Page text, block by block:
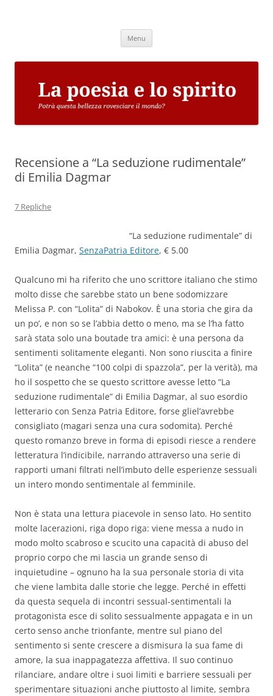
Menu
Recensione a “La seduzione rudimentale”
di Emilia Dagmar
7 Repliche
“La seduzione rudimentale” di
Emilia Dagmar, SenzaPatria Editore, € 5.00
Qualcuno mi ha riferito che uno scrittore italiano che stimo
molto disse che sarebbe stato un bene sodomizzare
Melissa P. con “Lolita” di Nabokov. È una storia che gira da
un po’, e non so se l’abbia detto o meno, ma se l’ha fatto
sarà stata solo una boutade tra amici: è una persona da
sentimenti solitamente eleganti. Non sono riuscita a finire
“Lolita” (e neanche “100 colpi di spazzola”, per la verità), ma
ho il sospetto che se questo scrittore avesse letto “La
seduzione rudimentale” di Emilia Dagmar, al suo esordio
letterario con Senza Patria Editore, forse gliel’avrebbe
consigliato (magari senza una cura sodomita). Perché
questo romanzo breve in forma di episodi riesce a rendere
letteratura l’indicibile, narrando attraverso una serie di
rapporti umani filtrati nell’imbuto delle esperienze sessuali
un intero mondo sentimentale al femminile.
Non è stata una lettura piacevole in senso lato. Ho sentito
molte lacerazioni, riga dopo riga: viene messa a nudo in
modo molto scabroso e scucito una capacità di abuso del
proprio corpo che mi lascia un grande senso di
inquietudine – ognuno ha la sua personale storia di vita
che viene lambita dalle storie che legge. Perché in effetti
da questa sequela di incontri sessual-sentimentali la
protagonista esce di solito sessualmente appagata e in un
certo senso anche trionfante, mentre sul piano del
sentimento si sente crescere a dismisura la sua fame di
amore, la sua inappagatezza affettiva. Il suo continuo
rilanciare, andare oltre i suoi limiti e barriere sessuali per
sperimentare situazioni anche piuttosto al limite, sembra